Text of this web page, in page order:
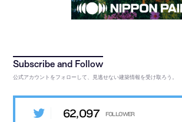
公式アカウントをフォローして、見逃せない建築情報を受け取ろう。
62,097